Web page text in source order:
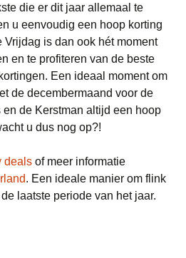
die er dit jaar allemaal te
u eenvoudig een hoop korting
is dan ook hét moment
en te profiteren van de beste
Een ideaal moment om
de decembermaand voor de
de Kerstman altijd een hoop
u dus nog op?!
deals of meer informatie
. Een ideale manier om flink
laatste periode van het jaar.